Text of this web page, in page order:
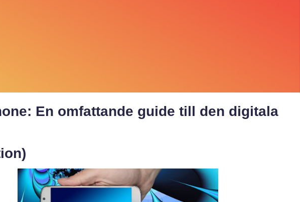
En omfattande guide till den digitala